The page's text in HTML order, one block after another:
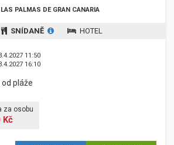
LAS PALMAS DE GRAN CANARIA
SNÍDANĚ HOTEL
11:50
16:10
pláže
za osobu
Kč